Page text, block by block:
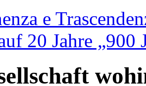
e
20 Jahre „900